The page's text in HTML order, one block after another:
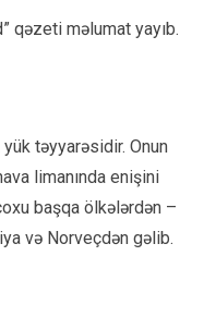
qəzeti məlumat yayıb.
yük təyyarəsidir. Onun
limanında enişini
başqa ölkələrdən –
və Norveçdən gəlib.